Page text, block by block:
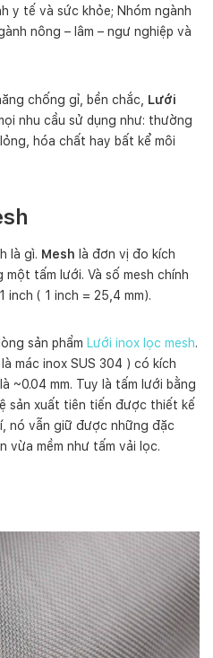
y tế và sức khỏe; Nhóm ngành
nông – lâm – ngư nghiệp và
chống gỉ, bền chắc, Lưới
nhu cầu sử dụng như: thường
hóa chất hay bất kể môi
là gì. Mesh là đơn vị đo kích
tấm lưới. Và số mesh chính
inch ( 1 inch = 25,4 mm).
sản phẩm Lưới inox lọc mesh.
mác inox SUS 304 ) có kích
~0.04 mm. Tuy là tấm lưới bằng
sản xuất tiên tiến được thiết kế
nó vẫn giữ được những đặc
vừa mềm như tấm vải lọc.